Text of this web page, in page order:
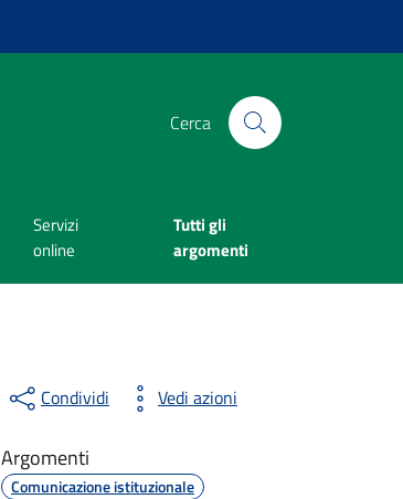
Cerca
Servizi
online
Tutti gli
argomenti
Condividi Vedi azioni
Argomenti
Comunicazione istituzionale